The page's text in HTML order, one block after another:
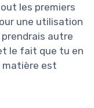
les premiers
une utilisation
autre
le fait que tu en
matière est